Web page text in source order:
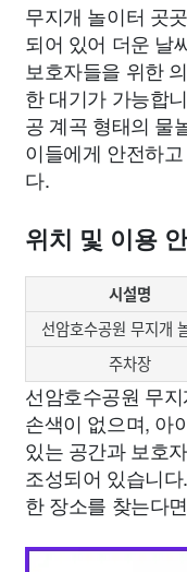
무지개 놀이터 곳
되어 있어 더운 날
보호자들을 위한
한 대기가 가능합
공 계곡 형태의 물
이들에게 안전하
다.
위치 및 이용
시설명
선암호수공원 무지개
주차장
선암호수공원 무
손색이 없으며, 아
있는 공간과 보호
조성되어 있습니
한 장소를 찾는다